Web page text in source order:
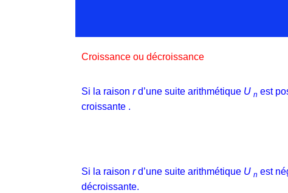
Croissance ou décroissance
Si la raisonrd’une suite arithmétique U n est
croissante .
Si la raisonrd’une suite arithmétique U n est
décroissante.